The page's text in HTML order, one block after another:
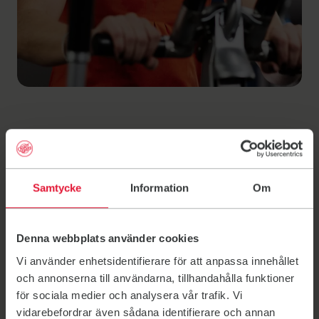
Samtycke Information Om
Denna webbplats använder cookies
Vi använder enhetsidentifierare för att anpassa innehållet
och annonserna till användarna, tillhandahålla funktioner
för sociala medier och analysera vår trafik. Vi
vidarebefordrar även sådana identifierare och annan
Ny på Indoor
walking
Har du aldrig kört Indoor walking tidigare, eller kanske
testat men inte riktigt förstått vad som är tjusningen?
Då är det här grejen för dig. Ny på IW är passet där